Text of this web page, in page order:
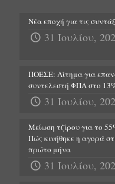
Νέα εποχή για τις
31 Ιουλίου,
ΠΟΕΣΕ: Αίτημα για
συντελεστή ΦΠΑ στο
31 Ιουλίου,
Μείωση τζίρου για το
Πώς κινήθηκε η αγορά
πρώτο μήνα
31 Ιουλίου,